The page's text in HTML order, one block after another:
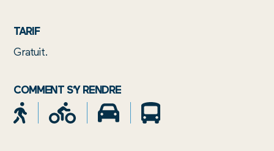
TARIF
Gratuit.
COMMENT S'Y RENDRE